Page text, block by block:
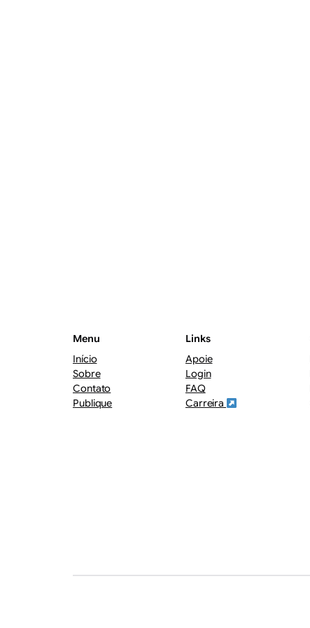
Menu
Início
Sobre
Contato
Publique
Links
Apoie
Login
FAQ
Carreira